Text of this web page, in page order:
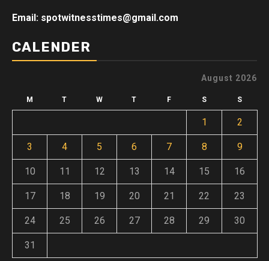
Email: spotwitnesstimes@gmail.com
CALENDER
August 2026
M T W T F S S
1 2
3 4 5 6 7 8 9
10 11 12 13 14 15 16
17 18 19 20 21 22 23
24 25 26 27 28 29 30
31